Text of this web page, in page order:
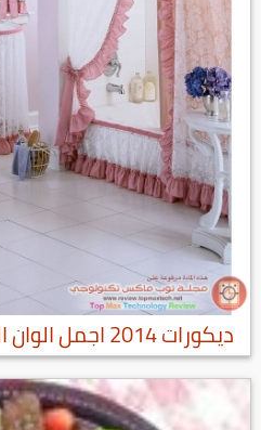
ديكورات 2014 اجمل الوان السيراميك 2015